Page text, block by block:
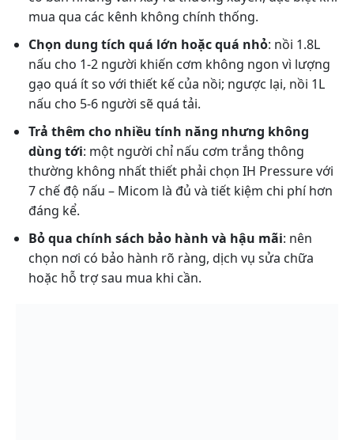
mua qua các kênh không chính thống.
Chọn dung tích quá lớn hoặc quá nhỏ: nồi 1.8L
nấu cho 1-2 người khiến cơm không ngon vì lượng
gạo quá ít so với thiết kế của nồi; ngược lại, nồi 1L
nấu cho 5-6 người sẽ quá tải.
Trả thêm cho nhiều tính năng nhưng không
dùng tới: một người chỉ nấu cơm trắng thông
thường không nhất thiết phải chọn IH Pressure với
7 chế độ nấu – Micom là đủ và tiết kiệm chi phí hơn
đáng kể.
Bỏ qua chính sách bảo hành và hậu mãi: nên
chọn nơi có bảo hành rõ ràng, dịch vụ sửa chữa
hoặc hỗ trợ sau mua khi cần.